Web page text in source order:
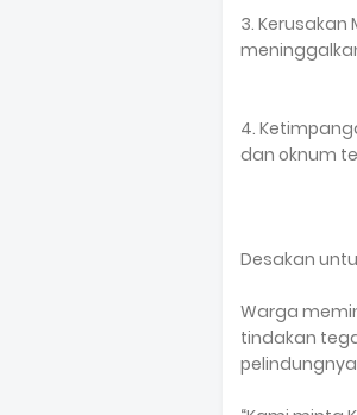
3.
4.
dan oknum
Desakan
Warga
tindakan